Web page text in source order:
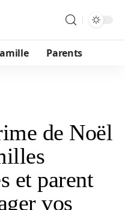
Parents
de Noël
et parent
vos